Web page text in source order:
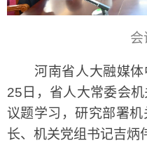
会
河南省人大融媒体
25日，省人大常委会
议题学习，研究部署
长、机关党组书记吉炳